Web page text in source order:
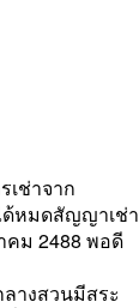
ช่าจาก
ด้หมดสัญญาเช่า
คม 2488 พอดี
างสวนมีสระ